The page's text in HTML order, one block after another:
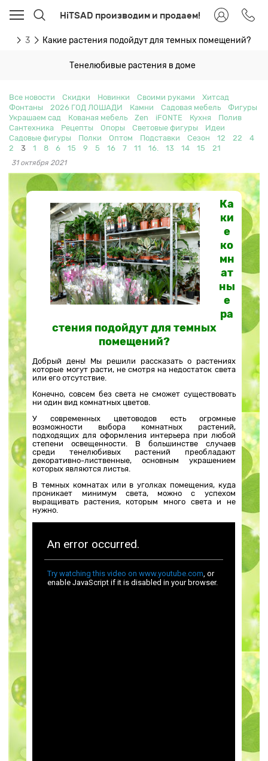
HiTSAD производим и продаем!
3 Какие растения подойдут для темных помещений?
Тенелюбивые растения в доме
Все новости Скидки Новинки Своими руками
Хитсад
Фонтаны
2026 ГОД ЛОШАДИ Камни Садовая мебель
Фигуры
Украшаем сад
Кованая мебель Zen iFONTE Кухня
Полив
Сантехника
Рецепты Опоры Световые фигуры
Идеи
Садовые фигуры
Полки Оптом Подставки Сезон 12 22
4
2
3 1 8 6 15 9 5 16 7 11 16. 13 14 15 21
31 октября 2021
Ка
ки
е
ко
мн
ат
ны
е
ра
стения подойдут для темных
помещений?
Добрый день! Мы решили рассказать о растениях
которые могут расти, не смотря на недостаток света
или его отсутствие.
Конечно, совсем без света не сможет существовать
ни один вид комнатных цветов.
У современных цветоводов есть огромные
возможности выбора комнатных растений,
подходящих для оформления интерьера при любой
степени освещенности. В большинстве случаев
среди тенелюбивых растений преобладают
декоративно-лиственные, основным украшением
которых являются листья.
В темных комнатах или в уголках помещения, куда
проникает минимум света, можно с успехом
выращивать растения, которым много света и не
нужно.